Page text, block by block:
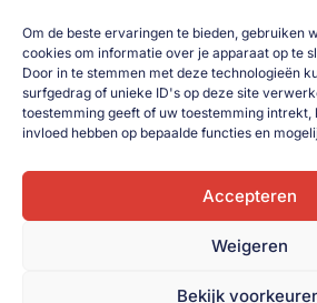
Om de beste ervaringen te bieden, gebruiken
cookies om informatie over je apparaat op te
Door in te stemmen met deze technologieën
surfgedrag of unieke ID's op deze site
toestemming geeft of uw toestemming intrekt,
invloed hebben op bepaalde functies en
Accepteren
Weigeren
Bekijk
Dieren
Elektra
Gereedschap
Indoor Plants
weg
5,00
Toevoegen aan
winkelwagen